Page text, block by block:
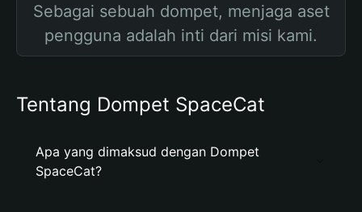
Sebagai sebuah dompet, menjaga aset
pengguna adalah inti dari misi kami.
Tentang Dompet SpaceCat
Apa yang dimaksud dengan Dompet
SpaceCat?